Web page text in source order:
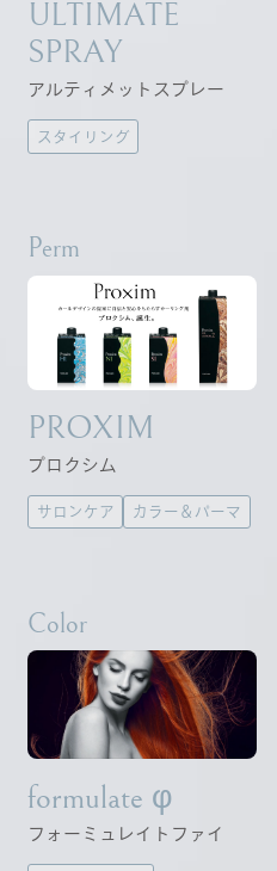
ULTIMATE
SPRAY
アルティメットスプレー
スタイリング
Perm
PROXIM
プロクシム
サロンケア カラー＆パーマ
Color
formulate φ
フォーミュレイトファイ